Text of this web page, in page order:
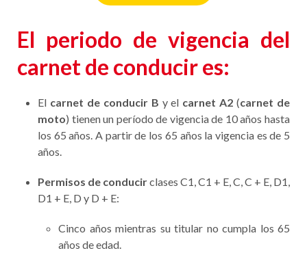
El periodo de vigencia del
carnet de conducir es:
El carnet de conducir B y el carnet A2 (carnet de
moto) tienen un período de vigencia de 10 años hasta
los 65 años. A partir de los 65 años la vigencia es de 5
años.
Permisos de conducirclases C1, C1 + E, C, C + E, D1,
D1 + E, D y D + E:
Cinco años mientras su titular no cumpla los 65
años de edad.